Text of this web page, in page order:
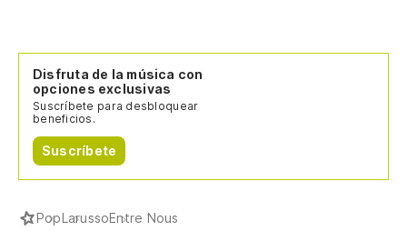
Disfruta de la música con
opciones exclusivas
Suscríbete para desbloquear
beneficios.
Suscríbete
PopLarussoEntre Nous